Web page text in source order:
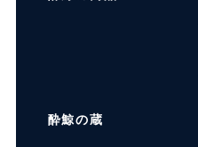
酔鯨の蔵